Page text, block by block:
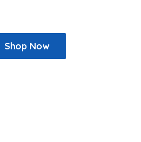
Shop Now